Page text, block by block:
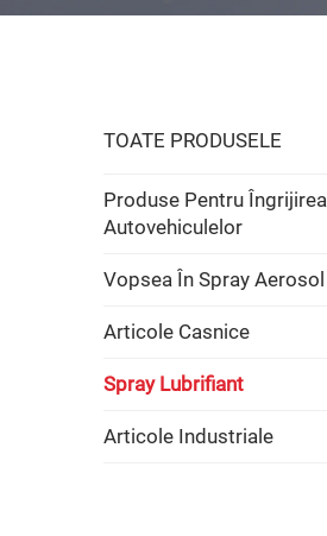
TOATE PRODUSELE
Produse Pentru Îngrijirea
Autovehiculelor
Vopsea În Spray Aerosol
Articole Casnice
Spray Lubrifiant
Articole Industriale